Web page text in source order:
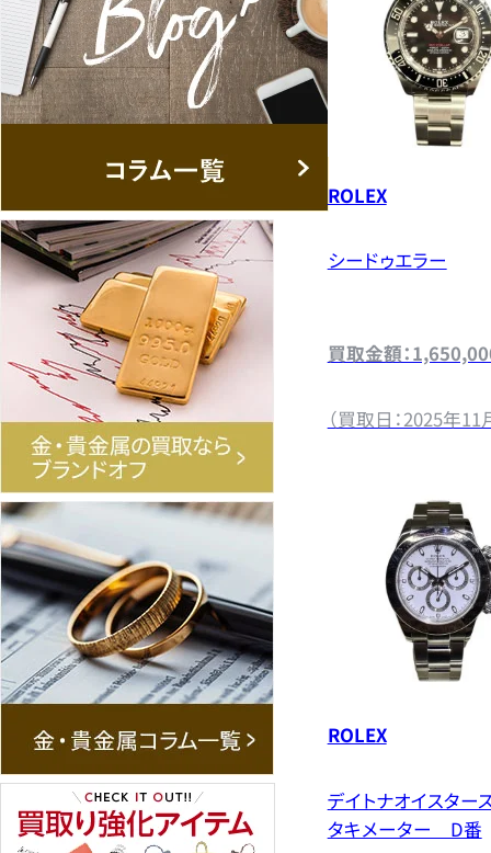
ROLEX
シードゥエラー
買取金額：
（買取日：2025年11
ROLEX
デイトナオイスター
タキメーター D番